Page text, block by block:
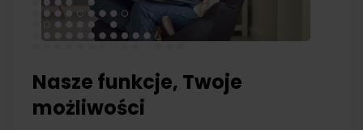
Nasze funkcje, Twoje
możliwości